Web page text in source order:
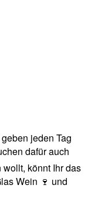
jeden Tag
dafür auch
könnt Ihr das
Wein 🍷 und